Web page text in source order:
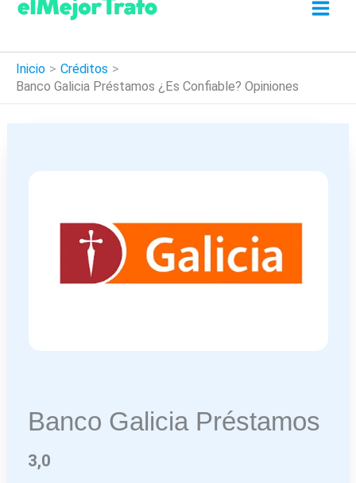
contenido
Inicio
Créditos
Banco Galicia Préstamos ¿Es Confiable? Opiniones
Banco Galicia Préstamos
3,0